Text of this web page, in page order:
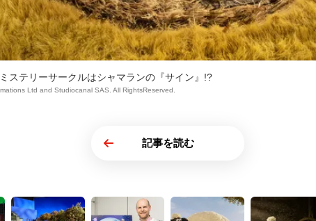
ステリーサークルはシャマランの『サイン』!?
Ltd and Studiocanal SAS. All RightsReserved.
記事を読む